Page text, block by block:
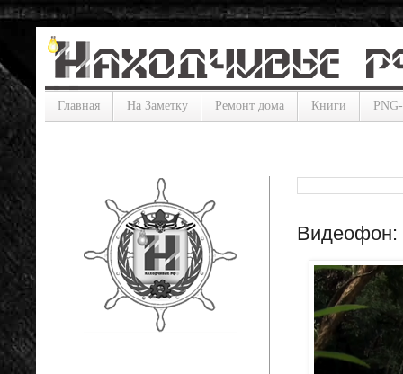
Главная На Заметку Ремонт дома Книги
Видеофон: